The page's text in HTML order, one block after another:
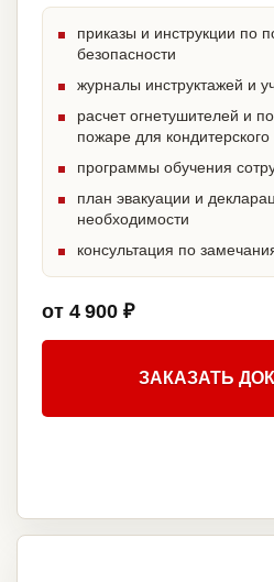
приказы и инструкции по
безопасности
журналы инструктажей и
расчет огнетушителей и
пожаре для кондитерского
программы обучения
план эвакуации и
необходимости
консультация по
от 4 900 ₽
ЗАКАЗАТЬ